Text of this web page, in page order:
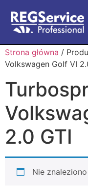
Strona główna /
Volkswagen Golf VI
2.0 GTI
Nie